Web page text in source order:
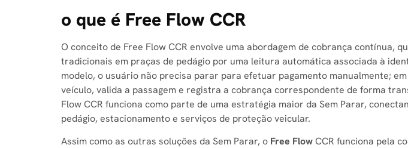
o que é Free Flow CCR
O conceito de Free Flow CCR envolve uma abordagem de cobrança contínua,
tradicionais em praças de pedágio por uma leitura automática associada à
modelo, o usuário não precisa parar para efetuar pagamento manualmente;
veículo, valida a passagem e registra a cobrança correspondente de forma
Flow CCR funciona como parte de uma estratégia maior da Sem Parar,
pedágio, estacionamento e serviços de proteção veicular.
Assim como as outras soluções da Sem Parar, o Free FlowCCR funciona pela